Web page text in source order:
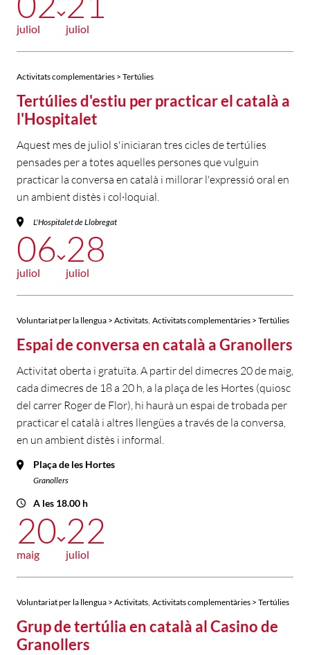
juliol juliol
Activitats complementàries > Tertúlies
Tertúlies d'estiu per practicar el català a
l'Hospitalet
Aquest mes de juliol s'iniciaran tres cicles de tertúlies
pensades per a totes aquelles persones que vulguin
practicar la conversa en català i millorar l'expressió oral en
un ambient distès i col·loquial.
L'Hospitalet de Llobregat
06
juliol
28
juliol
Voluntariat per la llengua > Activitats Activitats complementàries > Tertúlies
Espai de conversa en català a Granollers
Activitat oberta i gratuïta. A partir del dimecres 20 de maig,
cada dimecres de 18 a 20 h, a la plaça de les Hortes (quiosc
del carrer Roger de Flor), hi haurà un espai de trobada per
practicar el català i altres llengües a través de la conversa,
en un ambient distès i informal.
Plaça de les Hortes
Granollers
A les 18.00 h
20
maig
22
juliol
Voluntariat per la llengua > Activitats Activitats complementàries > Tertúlies
Grup de tertúlia en català al Casino de
Granollers